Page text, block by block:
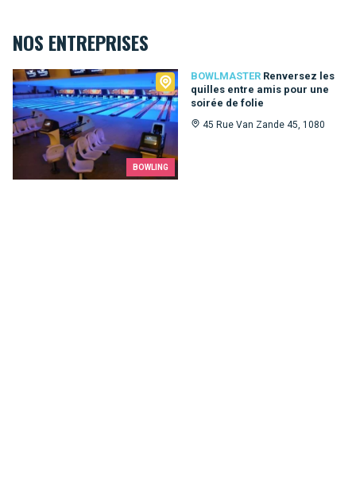
NOS ENTREPRISES
BOWLING
BOWLMASTER Renversez les
quilles entre amis pour une
soirée de folie
45 Rue Van Zande 45, 1080
Bowlmaster